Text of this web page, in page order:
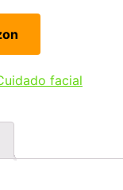
facial